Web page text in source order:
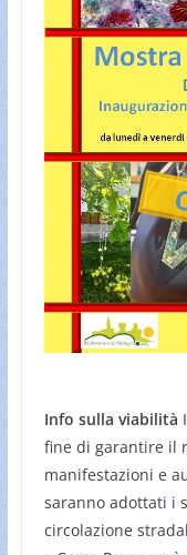
Info sulla viabilità
fine di garantire il
manifestazioni e
saranno adottati i
circolazione